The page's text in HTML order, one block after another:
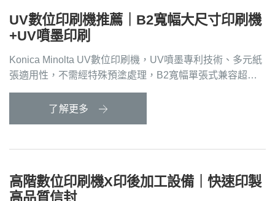
UV數位印刷機推薦｜B2寬幅大尺寸印刷機
+UV噴墨印刷
Konica Minolta UV數位印刷機，UV噴墨專利技術、多元紙
張適用性，不需經特殊預塗處理，B2寬幅單張式兼容超過
B2尺寸、大尺寸印刷機
了解更多
高階數位印刷機X印後加工設備｜快速印製
高品質信封